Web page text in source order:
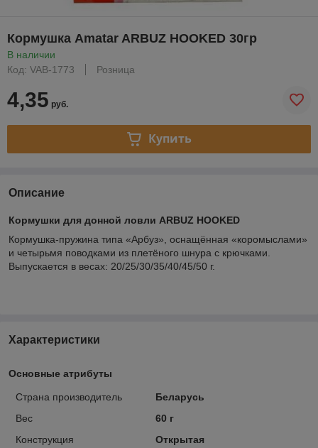
Кормушка Amatar ARBUZ HOOKED 30гр
В наличии
Код: VAB-1773
Розница
4,35 руб.
Купить
Описание
Кормушки для донной ловли ARBUZ HOOKED
Кормушка-пружина типа «Арбуз», оснащённая «коромыслами»
и четырьмя поводками из плетёного шнура с крючками.
Выпускается в весах: 20/25/30/35/40/45/50 г.
Характеристики
Основные атрибуты
Страна производитель
Беларусь
Вес
60 г
Конструкция
Открытая